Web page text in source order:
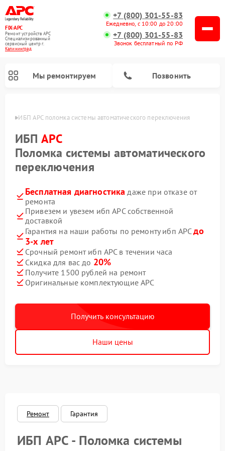
FIX-APC
Ремонт устройств APC
Специализированный
cервисный центр г.
Калининград
+7 (800) 301-55-83
Ежедневно, с 10:00 до 20:00
+7 (800) 301-55-83
Звонок бесплатный по РФ
Мы ремонтируем Позвонить
ИБП APC поломка системы автоматического переключения
ИБП APC
Поломка системы автоматического
переключения
Бесплатная диагностика даже при отказе от
ремонта
Привезем и увезем ибп APC собственной
доставкой
Гарантия на наши работы по ремонту ибп APCдо
3-х лет
Срочный ремонт ибп APC в течении часа
Скидка для вас до 20%
Получите 1500 рублей на ремонт
Оригинальные комплектующие APC
Получить консультацию
Наши цены
Ремонт Гарантия
ИБП APC - Поломка системы